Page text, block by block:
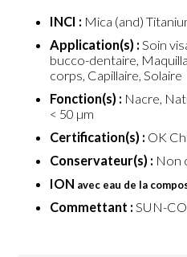
INCI : Mica (and)
Application(s) : Soin
bucco-dentaire,
corps, Capillaire, Solaire
Fonction(s) : Nacre,
< 50 µm
Certification(s) : OK
Conservateur(s) : Non
ION avec eau de la
Commettant : SUN-